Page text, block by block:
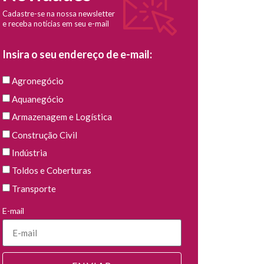
Cadastre-se na nossa newsletter
e receba notícias em seu e-mail
Insira o seu endereço de e-mail:
Agronegócio
Aquanegócio
Armazenagem e Logística
Construção Civil
Indústria
Toldos e Coberturas
Transporte
E-mail